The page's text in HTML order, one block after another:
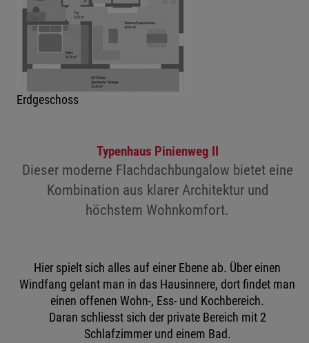
Erdgeschoss
Typenhaus Pinienweg II
Dieser moderne Flachdachbungalow bietet eine
Kombination aus klarer Architektur und
höchstem Wohnkomfort.
Hier spielt sich alles auf einer Ebene ab. Über einen
Windfang gelant man in das Hausinnere, dort findet man
einen offenen Wohn-, Ess- und Kochbereich.
Daran schliesst sich der private Bereich mit 2
Schlafzimmer und einem Bad.